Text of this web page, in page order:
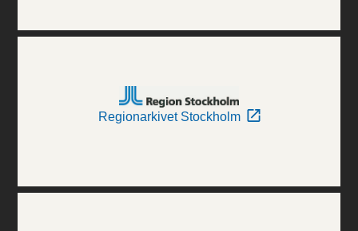
Regionarkivet Stockholm